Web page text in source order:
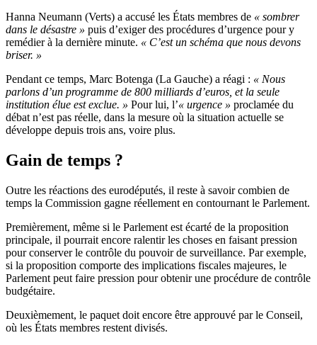
Hanna Neumann (Verts) a accusé les États membres de « sombrer
dans le désastre » puis d’exiger des procédures d’urgence pour y
remédier à la dernière minute. « C’est un schéma que nous devons
briser. »
Pendant ce temps, Marc Botenga (La Gauche) a réagi : « Nous
parlons d’un programme de 800 milliards d’euros, et la seule
institution élue est exclue. » Pour lui, l’« urgence » proclamée du
débat n’est pas réelle, dans la mesure où la situation actuelle se
développe depuis trois ans, voire plus.
Gain de temps ?
Outre les réactions des eurodéputés, il reste à savoir combien de
temps la Commission gagne réellement en contournant le Parlement.
Premièrement, même si le Parlement est écarté de la proposition
principale, il pourrait encore ralentir les choses en faisant pression
pour conserver le contrôle du pouvoir de surveillance. Par exemple,
si la proposition comporte des implications fiscales majeures, le
Parlement peut faire pression pour obtenir une procédure de contrôle
budgétaire.
Deuxièmement, le paquet doit encore être approuvé par le Conseil,
où les États membres restent divisés.